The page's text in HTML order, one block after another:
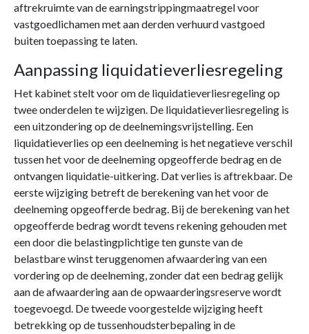
aftrekruimte van de earningstrippingmaatregel voor
vastgoedlichamen met aan derden verhuurd vastgoed
buiten toepassing te laten.
Aanpassing liquidatieverliesregeling
Het kabinet stelt voor om de liquidatieverliesregeling op
twee onderdelen te wijzigen. De liquidatieverliesregeling is
een uitzondering op de deelnemingsvrijstelling. Een
liquidatieverlies op een deelneming is het negatieve verschil
tussen het voor de deelneming opgeofferde bedrag en de
ontvangen liquidatie-uitkering. Dat verlies is aftrekbaar. De
eerste wijziging betreft de berekening van het voor de
deelneming opgeofferde bedrag. Bij de berekening van het
opgeofferde bedrag wordt tevens rekening gehouden met
een door die belastingplichtige ten gunste van de
belastbare winst teruggenomen afwaardering van een
vordering op de deelneming, zonder dat een bedrag gelijk
aan de afwaardering aan de opwaarderingsreserve wordt
toegevoegd. De tweede voorgestelde wijziging heeft
betrekking op de tussenhoudsterbepaling in de